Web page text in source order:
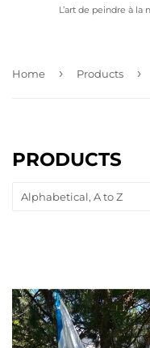
L’art de peindre à
Home › Products ›
PRODUCTS